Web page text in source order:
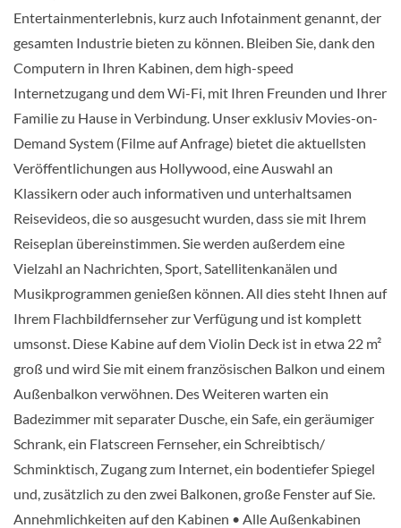
Violin Deck
Suite
Entertainmenterlebnis, kurz auch Infotainment genannt, der
gesamten Industrie bieten zu können. Bleiben Sie, dank den
Computern in Ihren Kabinen, dem high-speed
Internetzugang und dem Wi-Fi, mit Ihren Freunden und Ihrer
Familie zu Hause in Verbindung. Unser exklusiv Movies-on-
Demand System (Filme auf Anfrage) bietet die aktuellsten
Veröffentlichungen aus Hollywood, eine Auswahl an
Klassikern oder auch informativen und unterhaltsamen
Reisevideos, die so ausgesucht wurden, dass sie mit Ihrem
Reiseplan übereinstimmen. Sie werden außerdem eine
Vielzahl an Nachrichten, Sport, Satellitenkanälen und
Musikprogrammen genießen können. All dies steht Ihnen auf
Ihrem Flachbildfernseher zur Verfügung und ist komplett
umsonst. Diese Kabine auf dem Violin Deck ist in etwa 22 m²
groß und wird Sie mit einem französischen Balkon und einem
Außenbalkon verwöhnen. Des Weiteren warten ein
Badezimmer mit separater Dusche, ein Safe, ein geräumiger
Schrank, ein Flatscreen Fernseher, ein Schreibtisch/
Schminktisch, Zugang zum Internet, ein bodentiefer Spiegel
und, zusätzlich zu den zwei Balkonen, große Fenster auf Sie.
Annehmlichkeiten auf den Kabinen • Alle Außenkabinen